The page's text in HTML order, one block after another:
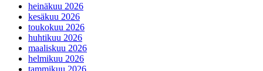
heinäkuu 2026
kesäkuu 2026
toukokuu 2026
huhtikuu 2026
maaliskuu 2026
helmikuu 2026
tammikuu 2026